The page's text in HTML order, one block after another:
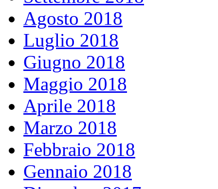
Agosto 2018
Luglio 2018
Giugno 2018
Maggio 2018
Aprile 2018
Marzo 2018
Febbraio 2018
Gennaio 2018